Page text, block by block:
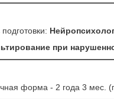
при
форма - 2 года 3 мес.